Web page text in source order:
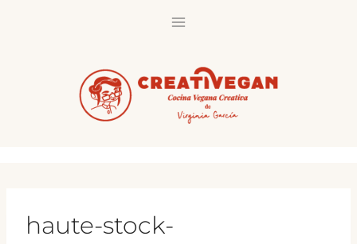
haute-stock-